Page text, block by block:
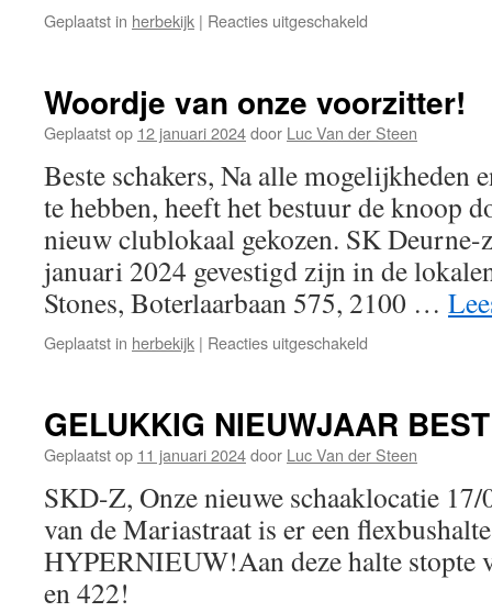
Geplaatst in herbekijk | Reacties uitgeschakeld
Bowling
Stones
woensdag!
Woordje van onze voorzitter!
Geplaatst op 12 januari 2024door Luc Van der Steen
Beste schakers, Na alle mogelijkheden
te hebben, heeft het bestuur de knoop
nieuw clublokaal gekozen. SK Deurne-
januari 2024 gevestigd zijn in de
Stones, Boterlaarbaan 575, 2100 …
Geplaatst in herbekijk | Reacties uitgeschakeld
voorzitter!
GELUKKIG NIEUWJAAR
Geplaatst op 11 januari 2024door Luc Van der Steen
SKD-Z, Onze nieuwe schaaklocatie
van de Mariastraat is er een
HYPERNIEUW!Aan deze halte stopte
en 422!